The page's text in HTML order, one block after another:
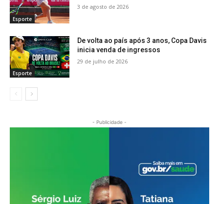
Esporte
3 de agosto de 2026
Esporte
De volta ao país após 3 anos, Copa Davis
inicia venda de ingressos
29 de julho de 2026
- Publicidade -